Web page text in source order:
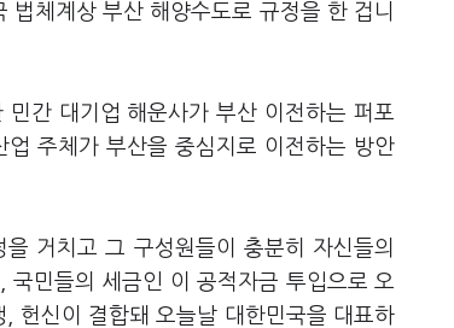
체계상 부산 해양수도로 규정을 한 겁니
간 대기업 해운사가 부산 이전하는 퍼포
주체가 부산을 중심지로 이전하는 방안
거치고 그 구성원들이 충분히 자신들의
민들의 세금인 이 공적자금 투입으로 오
헌신이 결합돼 오늘날 대한민국을 대표하